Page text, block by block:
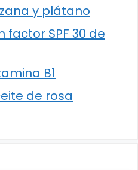
y plátano
factor SPF 30 de
B1
de rosa